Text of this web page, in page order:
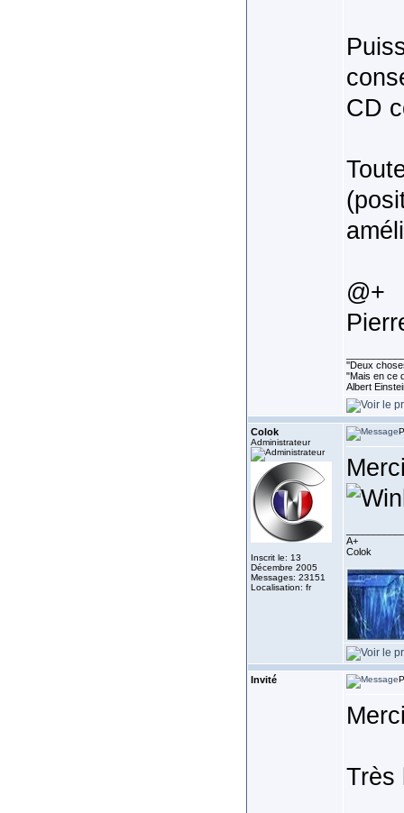
CD
@+
''Deux
"Mais en ce
Albert
Colok
Administrateur
Inscrit le: 13
Décembre 2005
Messages: 23151
Localisation: fr
A+
Colok
Invité
Très